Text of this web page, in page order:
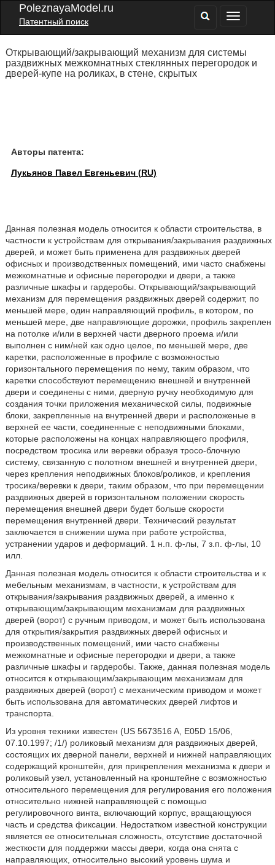
PoleznayaModel.ru
Патентный поиск
Открывающий/закрывающий механизм для системы
раздвижных межкомнатных стеклянных перегородок и
дверей-купе на роликах, в стене, скрытых
Авторы патента:
Лукьянов Павел Евгеньевич (RU)
Данная полезная модель относится к области строительства, в
частности к устройствам для открывания/закрывания раздвижных
дверей, и может быть применена для раздвижных дверей
офисных и производственных помещений, ими часто снабжены
межкомнатные и офисные перегородки и двери, а также
различные шкафы и гардеробы. Открывающий/закрывающий
механизм для перемещения раздвижных дверей содержит, по
меньшей мере, один направляющий профиль, в котором, по
меньшей мере, две направляющие дорожки, профиль закреплен
на потолке и/или в верхней части дверного проема и/или
выполнен с ним/ней как одно целое, по меньшей мере, две
каретки, расположенные в профиле с возможностью
горизонтального перемещения по нему, таким образом, что
каретки способствуют перемещению внешней и внутренней
двери и соединены с ними, дверную ручку необходимую для
создания точки приложения механической силы, подвижные
блоки, закрепленные на внутренней двери и расположеные в
верхней ее части, соединенные с неподвижными блоками,
которые расположены на концах направляющего профиля,
посредством тросика или веревки образуя тросо-блочную
систему, связанную с полотном внешней и внутренней двери,
через крепления неподвижных блоков/роликов, и крепления
тросика/веревки к двери, таким образом, что при перемещении
раздвижных дверей в горизонтальном положении скорость
перемещения внешней двери будет больше скорости
перемещения внутренней двери. Технический результат
заключается в снижении шума при работе устройства,
устранении ударов и деформаций. 1 н.п. ф-лы, 7 з.п. ф-лы, 10
илл.
Данная полезная модель относится к области строительства и к
мебельным механизмам, в частности, к устройствам для
открывания/закрывания раздвижных дверей, а именно к
открывающим/закрывающим механизмам для раздвижных
дверей (ворот) с ручным приводом, и может быть использована
для открытия/закрытия раздвижных дверей офисных и
производственных помещений, ими часто снабжены
межкомнатные и офисные перегородки и двери, а также
различные шкафы и гардеробы. Также, данная полезная модель
относится к открывающим/закрывающим механизмам для
раздвижных дверей (ворот) с механическим приводом и может
быть использована для автоматических дверей лифтов и
транспорта.
Из уровня техники известен (US 5673516 A, E05D 15/06,
07.10.1997; /1/) роликовый механизм для раздвижных дверей,
состоящих их дверной панели, верхней и нижней направляющих
содержащий кронштейн, для прикрепления механизма к двери и
роликовый узел, установленный на кронштейне с возможностью
относительного перемещения для регулирования его положения
относительно нижней направляющей с помощью
регулировочного винта, включающий корпус, вращающуюся
часть и средства фиксации. Недостатком известной конструкции
является ее относительная сложность, отсутствие достаточной
жесткости для поддержки массы двери, когда она снята с
направляющих, относительно высокий уровень шума и